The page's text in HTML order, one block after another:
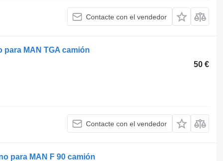
Contacte con el vendedor
para MAN TGA camión
50 €
Contacte con el vendedor
para MAN F 90 camión